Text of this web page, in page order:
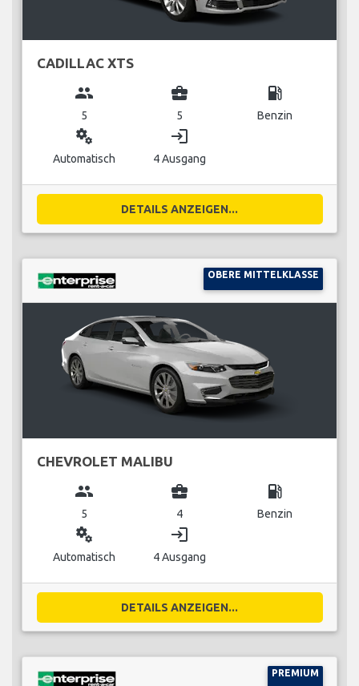
CADILLAC XTS
group
5
business_center
5
local_gas_station
Benzin
miscellaneous_services
Automatisch
login
4 Ausgang
DETAILS ANZEIGEN...
OBERE MITTELKLASSE
CHEVROLET MALIBU
group
5
business_center
4
local_gas_station
Benzin
miscellaneous_services
Automatisch
login
4 Ausgang
DETAILS ANZEIGEN...
PREMIUM